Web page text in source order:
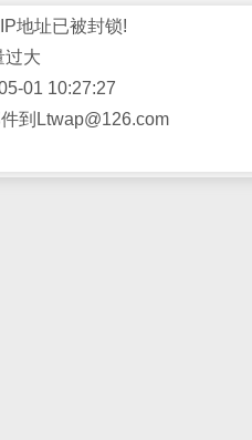
地址已被封锁!
过大
01 10:27:27
到Ltwap@126.com